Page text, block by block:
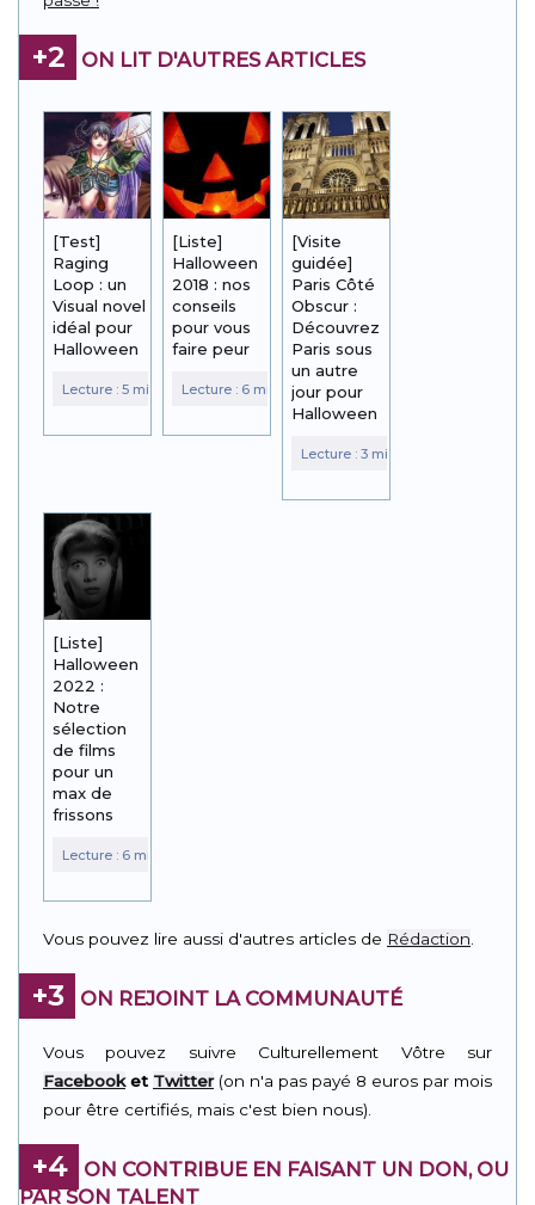
+2 ON LIT D'AUTRES ARTICLES
[Test]
Raging
Loop : un
Visual novel
idéal pour
Halloween
[Liste]
Halloween
2018 : nos
conseils
pour vous
faire peur
[Visite
guidée]
Paris Côté
Obscur :
Découvrez
Paris sous
un autre
jour pour
Halloween
[Liste]
Halloween
2022 :
Notre
sélection
de films
pour un
max de
frissons
Vous pouvez lire aussi d'autres articles de Rédaction
+3 ON REJOINT LA COMMUNAUTÉ
Vous pouvez suivre Culturellement Vôtre sur
Facebooket Twitter(on n'a pas payé 8 euros par mois
pour être certifiés, mais c'est bien nous).
+4
ON CONTRIBUE EN FAISANT UN DON, OU
PAR SON TALENT